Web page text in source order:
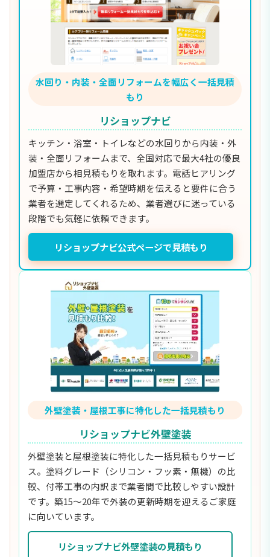
水回り・内装・全面リフォームを幅広く一括見積
もり
リショップナビ
キッチン・浴室・トイレなどの水回りから内装・外
装・全面リフォームまで、全国対応で最大4社の優良
加盟店から相見積もりを取れます。電話ヒアリング
で予算・工事内容・希望時期を伝えると要件に合う
業者を選定してくれるため、業者選びに迷っている
段階でも気軽に依頼できます。
リショップナビ公式ページで見積もり
外壁塗装・屋根工事に特化した一括見積もり
リショップナビ外壁塗装
外壁塗装と屋根塗装に特化した一括見積もりサービ
ス。塗料グレード（シリコン・フッ素・無機）の比
較、付帯工事の内訳まで業者間で比較しやすい設計
です。築15〜20年で外装の更新時期を迎えるご家庭
に向いています。
リショップナビ外壁塗装の見積もり